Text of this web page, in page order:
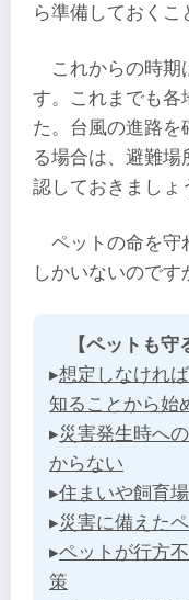
ら準備しておくこ
これからの時
す。これまでも各
た。台風の進路を
る場合は、避難
認しておきましょ
ペットの命を守
しかいないのです
【ペットも守
▸想定しなけれ
知ることから始
▸災害発生時へ
からない
▸住まいや飼育
▸災害に備えた
▸ペットが行方
策